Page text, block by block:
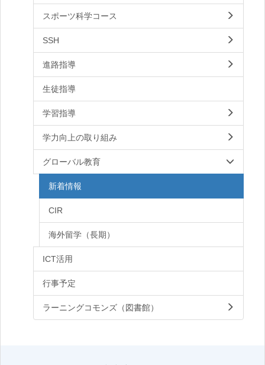
スポーツ科学コース
SSH
進路指導
生徒指導
学習指導
学力向上の取り組み
グローバル教育
新着情報
CIR
海外留学（長期）
ICT活用
行事予定
ラーニングコモンズ（図書館）